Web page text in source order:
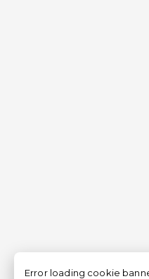
Error loading cookie